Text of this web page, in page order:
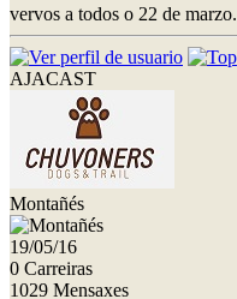
vervos a todos o 22 de marzo.
AJACAST
Montañés
19/05/16
0 Carreiras
1029 Mensaxes